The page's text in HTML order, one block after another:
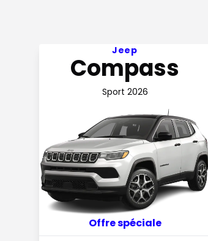
Voir l'offre 32 864$ Prix de vente + tx
Jeep
Compass
Sport 2026
Offre spéciale